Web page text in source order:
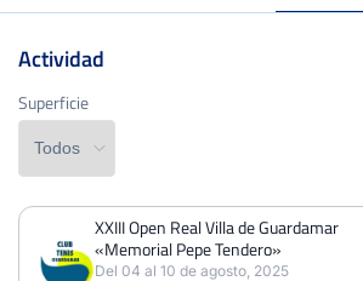
Superficie
PERDIDOSPARTIDOSGANADOS
2 5
Actividad
Superficie
XXIII Open Real Villa de Guardamar
«Memorial Pepe Tendero»
Del 04 al 10 de agosto, 2025